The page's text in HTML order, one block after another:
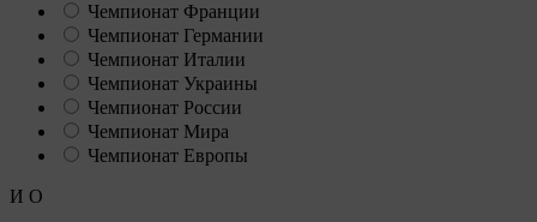
Чемпионат Франции
Чемпионат Германии
Чемпионат Италии
Чемпионат Украины
Чемпионат России
Чемпионат Мира
Чемпионат Европы
И О